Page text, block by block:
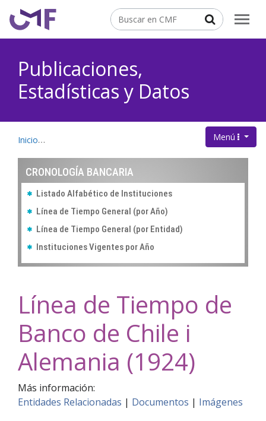
principal
Buscar
Publicaciones,
Estadísticas y Datos
Menú .
Inicio Cronología
CRONOLOGÍA BANCARIA
Listado Alfabético de Instituciones
Línea de Tiempo General (por Año)
Línea de Tiempo General (por Entidad)
Instituciones Vigentes por Año
Línea de Tiempo de
Banco de Chile i
Alemania (1924)
Más información:
Entidades Relacionadas | Documentos | Imágenes